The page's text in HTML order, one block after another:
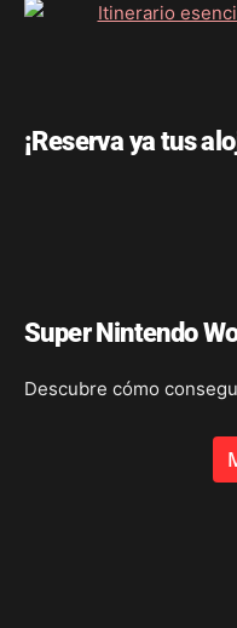
¡Reserva ya tus
Super Nintendo
Descubre cómo